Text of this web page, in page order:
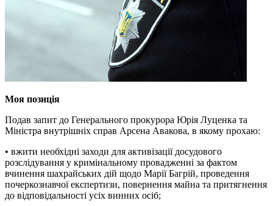
Моя позиція
Подав запит до Генерального прокурора Юрія Луценка та
Міністра внутрішніх справ Арсена Авакова, в якому прохаю:
• вжити необхідні заходи для активізації досудового
розслідування у кримінальному провадженні за фактом
вчинення шахрайських дій щодо Марії Багрій, проведення
почеркознавчої експертизи, повернення майна та притягнення
до відповідальності усіх винних осіб;